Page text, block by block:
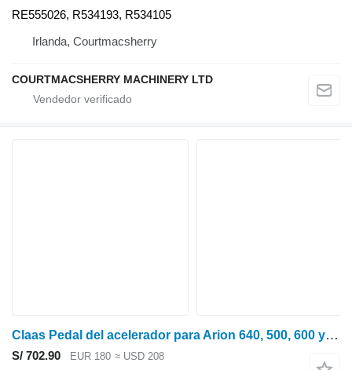
RE555026, R534193, R534105
Irlanda, Courtmacsherry
COURTMACSHERRY MACHINERY LTD
Claas Pedal del acelerador para Arion 640, 500, 600 y Axion 900 (2175084) 21750841 pedal de embrague para tractor de ruedas
S/ 702.90 EUR 180 ≈ USD 208